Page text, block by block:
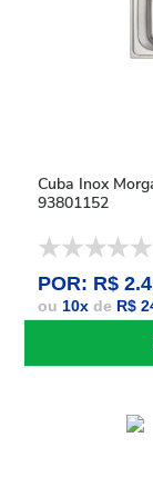
Cuba Inox
93801152
POR: R$
ou 10x de R$